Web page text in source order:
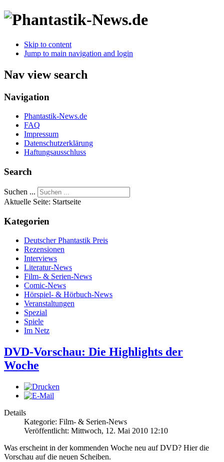
Skip to content
Jump to main navigation and login
Nav view search
Navigation
Phantastik-News.de
FAQ
Impressum
Datenschutzerklärung
Haftungsausschluss
Search
Suchen ...
Aktuelle Seite: Startseite
Kategorien
Deutscher Phantastik Preis
Rezensionen
Interviews
Literatur-News
Film- & Serien-News
Comic-News
Hörspiel- & Hörbuch-News
Veranstaltungen
Spezial
Spiele
Im Netz
DVD-Vorschau: Die Highlights der
Woche
Details
Kategorie: Film- & Serien-News
Veröffentlicht: Mittwoch, 12. Mai 2010 12:10
Was erscheint in der kommenden Woche neu auf DVD? Hier die
Vorschau auf die neuen Scheiben.